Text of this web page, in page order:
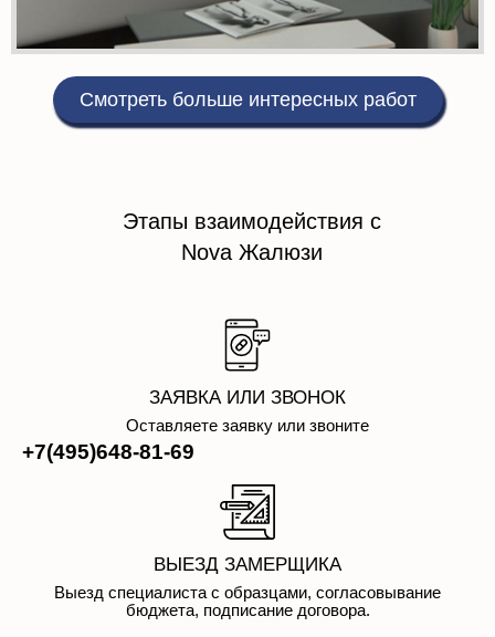
Nova Жалюзи
ЗАЯВКА ИЛИ ЗВОНОК
Оставляете заявку или звоните
+7(495)648-81-69
ВЫЕЗД ЗАМЕРЩИКА
Выезд специалиста с образцами, согласовывание
бюджета, подписание договора.